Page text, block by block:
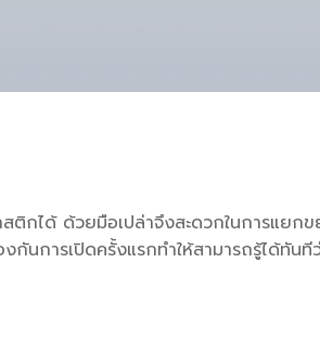
กได้ ด้วยมือเปล่าจึงสะดวกในการแยกข
กันการเปิดครั้งแรกทำให้สามารถรู้ได้ทันที